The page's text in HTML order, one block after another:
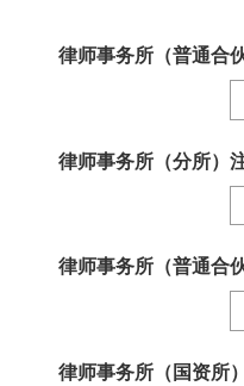
律师事务所（普通合
律师事务所（分所）
律师事务所（普通合
律师事务所（国资所